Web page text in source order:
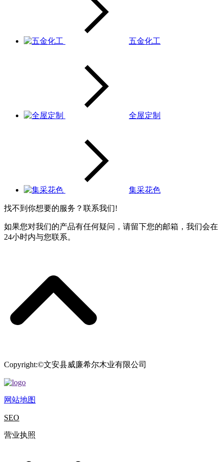
五金化工
全屋定制
集采花色
找不到你想要的服务？联系我们!
如果您对我们的产品有任何疑问，请留下您的邮箱，我们会在
24小时内与您联系。
Copyright:©文安县威廉希尔木业有限公司
网站地图
SEO
营业执照